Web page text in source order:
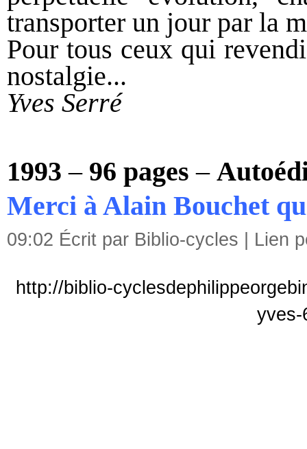
transporter un jour par la
Pour tous ceux qui
nostalgie...
Yves Serré
1993 – 96 pages –
Merci à Alain Bouchet
09:02 Écrit par Biblio-cycles | Lien
http://biblio-
yves-